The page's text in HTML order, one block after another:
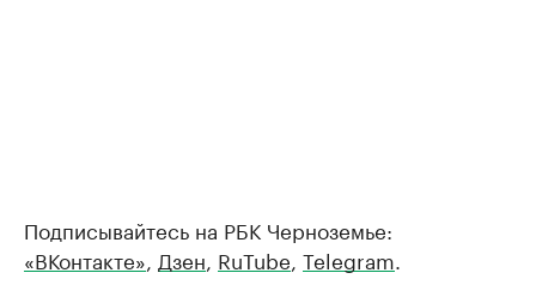
Подписывайтесь на РБК Черноземье:
«ВКонтакте», Дзен, RuTube, Telegram.